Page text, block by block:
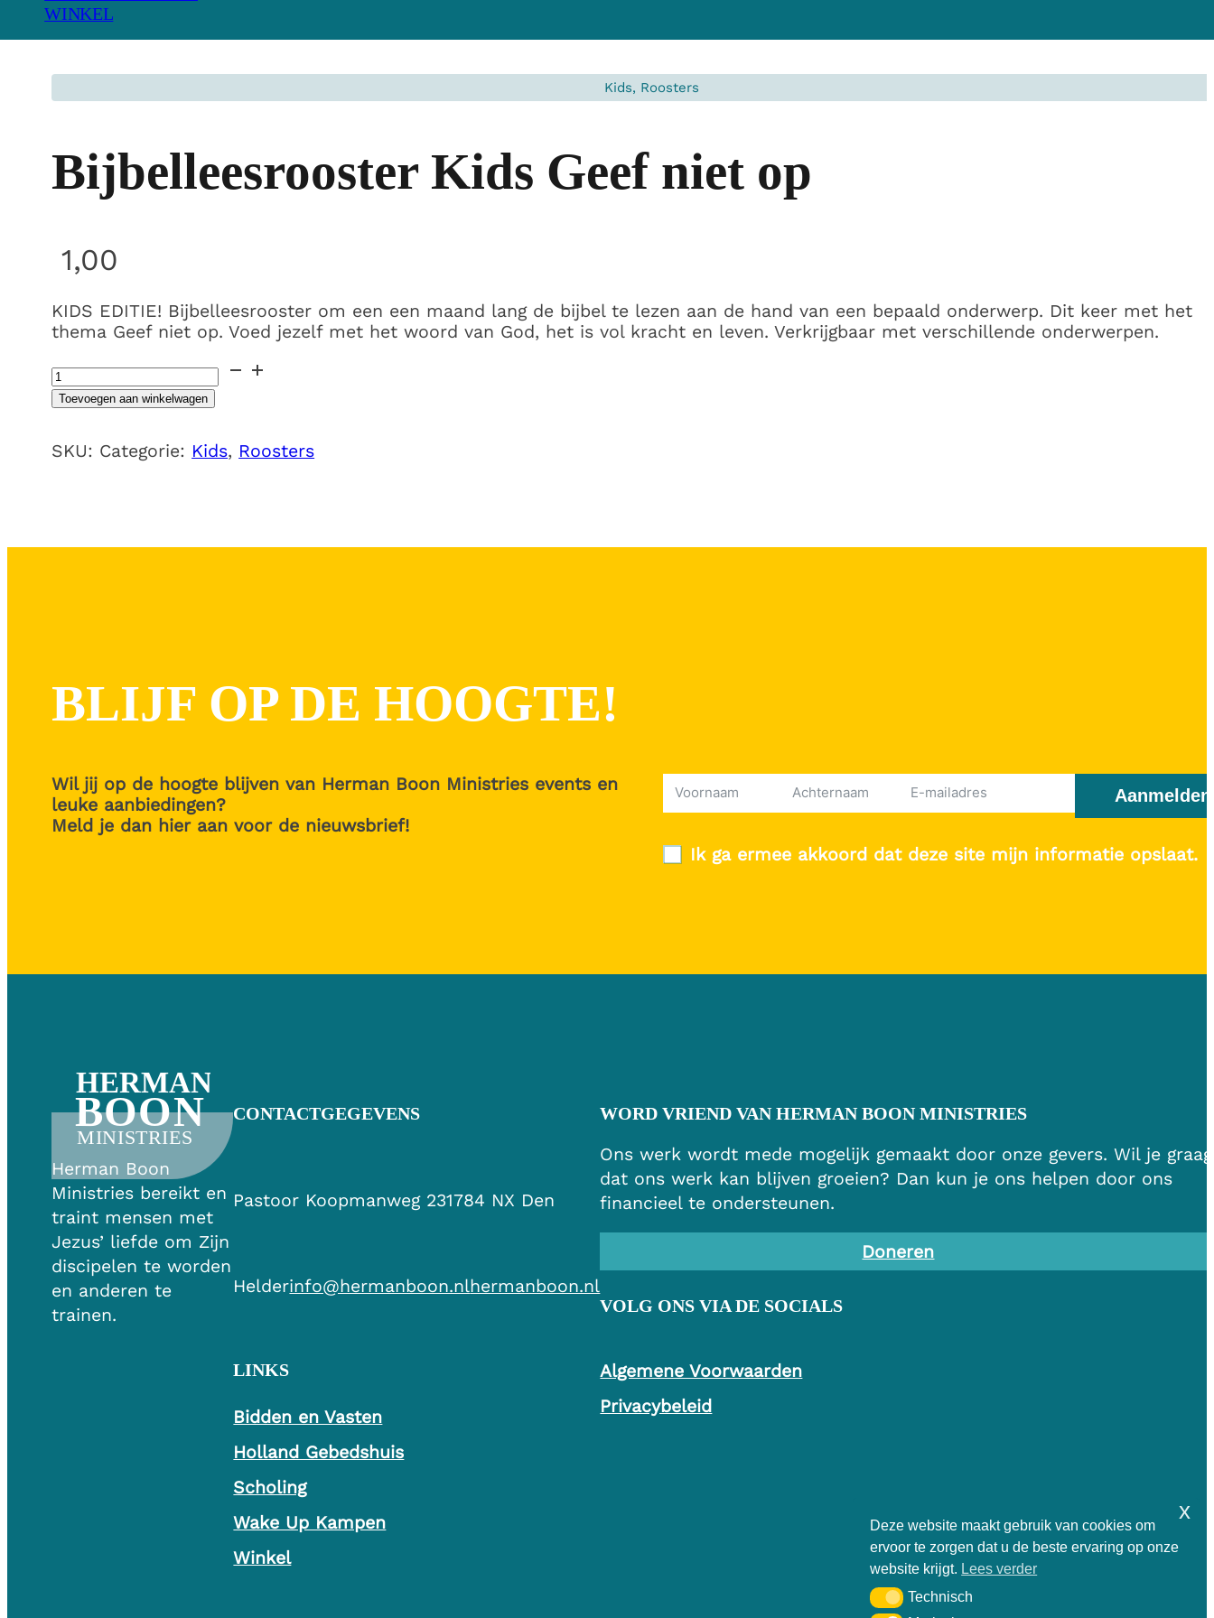
Deze website maakt gebruik van cookies om
ervoor te zorgen dat u de beste ervaring op onze
website krijgt. Lees verder
TechnischTechnisch
x
WINKEL
Kids, Roosters
Bijbelleesrooster Kids Geef niet op
1,00
KIDS EDITIE! Bijbelleesrooster om een een maand lang de bijbel te lezen aan de hand van een bepaald onderwerp. Dit keer met het
thema Geef niet op. Voed jezelf met het woord van God, het is vol kracht en leven. Verkrijgbaar met verschillende onderwerpen.
Bijbelleesrooster
Kids
Geef
op
Toevoegen aan winkelwagen
SKU: Categorie: Kids, Roosters
BLIJF OP DE HOOGTE!
Wil jij op de hoogte blijven van Herman Boon Ministries events en
leuke aanbiedingen?
Meld je dan hier aan voor de nieuwsbrief!
Aanmelden
Ik ga ermee akkoord dat deze site mijn informatie opslaat.
MINISTRIES
BOON
HERMAN
Herman Boon
Ministries bereikt en
traint mensen met
Jezus’ liefde om Zijn
discipelen te worden
en anderen te
trainen.
CONTACTGEGEVENS
Pastoor Koopmanweg 231784 NX Den
Helderinfo@hermanboon.nlhermanboon.nl
LINKS
Bidden en Vasten
Holland Gebedshuis
Scholing
Wake Up Kampen
Winkel
WORD VRIEND VAN HERMAN BOON MINISTRIES
Ons werk wordt mede mogelijk gemaakt door onze gevers. Wil je graag
dat ons werk kan blijven groeien? Dan kun je ons helpen door ons
financieel te ondersteunen.
Doneren
VOLG ONS VIA DE SOCIALS
Algemene Voorwaarden
Privacybeleid